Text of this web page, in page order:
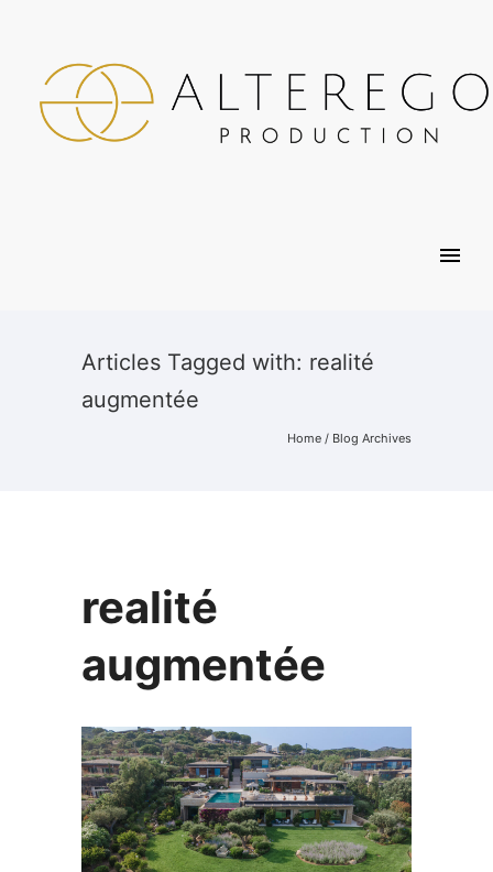
Articles Tagged with: realité
augmentée
Home / Blog Archives
realité
augmentée